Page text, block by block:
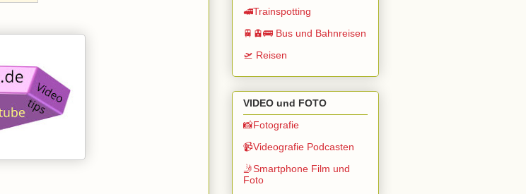
🚅Trainspotting
🚆🚊🚌 Bus und Bahnreisen
🛫 Reisen
VIDEO und FOTO
📸Fotografie
📹Videografie Podcasten
🤳Smartphone Film und
Foto